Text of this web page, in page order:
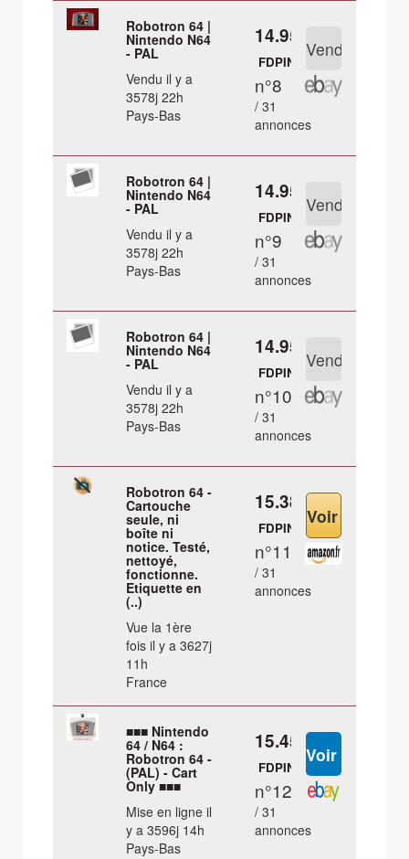
Robotron 64 |
Nintendo N64
- PAL
Vendu il y a
3578j 22h
Pays-Bas
14.95 €
FDPIN
n°8
/ 31
annonces
Robotron 64 |
Nintendo N64
- PAL
Vendu il y a
3578j 22h
Pays-Bas
14.95 €
FDPIN
n°9
/ 31
annonces
Robotron 64 |
Nintendo N64
- PAL
Vendu il y a
3578j 22h
Pays-Bas
14.95 €
FDPIN
n°10
/ 31
annonces
Robotron 64 -
Cartouche
seule, ni
boîte ni
notice. Testé,
nettoyé,
fonctionne.
Etiquette en
(..)
Vue la 1ère
fois il y a 3627j
11h
France
15.38 €
FDPIN
n°11
/ 31
annonces
■■■ Nintendo
64 / N64 :
Robotron 64 -
(PAL) - Cart
Only ■■■
Mise en ligne il
y a 3596j 14h
Pays-Bas
15.45 €
FDPIN
n°12
/ 31
annonces